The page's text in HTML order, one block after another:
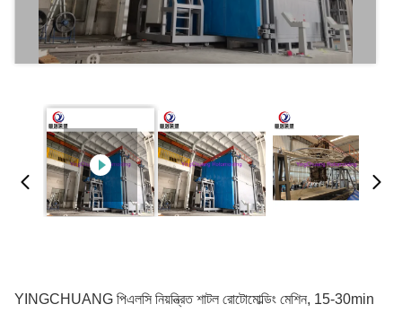
YINGCHUANG পিএলসি নিয়ন্ত্রিত শাটল রোটোমোল্ডিং মেশিন, 15-30min